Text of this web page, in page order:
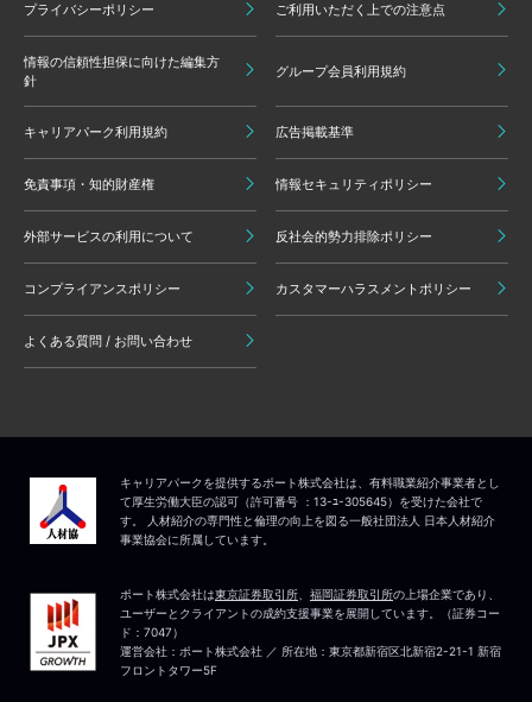
プライバシーポリシー ご利用いただく上での注意点
情報の信頼性担保に向けた編集方
針
グループ会員利用規約
キャリアパーク利用規約 広告掲載基準
免責事項・知的財産権 情報セキュリティポリシー
外部サービスの利用について 反社会的勢力排除ポリシー
コンプライアンスポリシー カスタマーハラスメントポリシー
よくある質問 / お問い合わせ